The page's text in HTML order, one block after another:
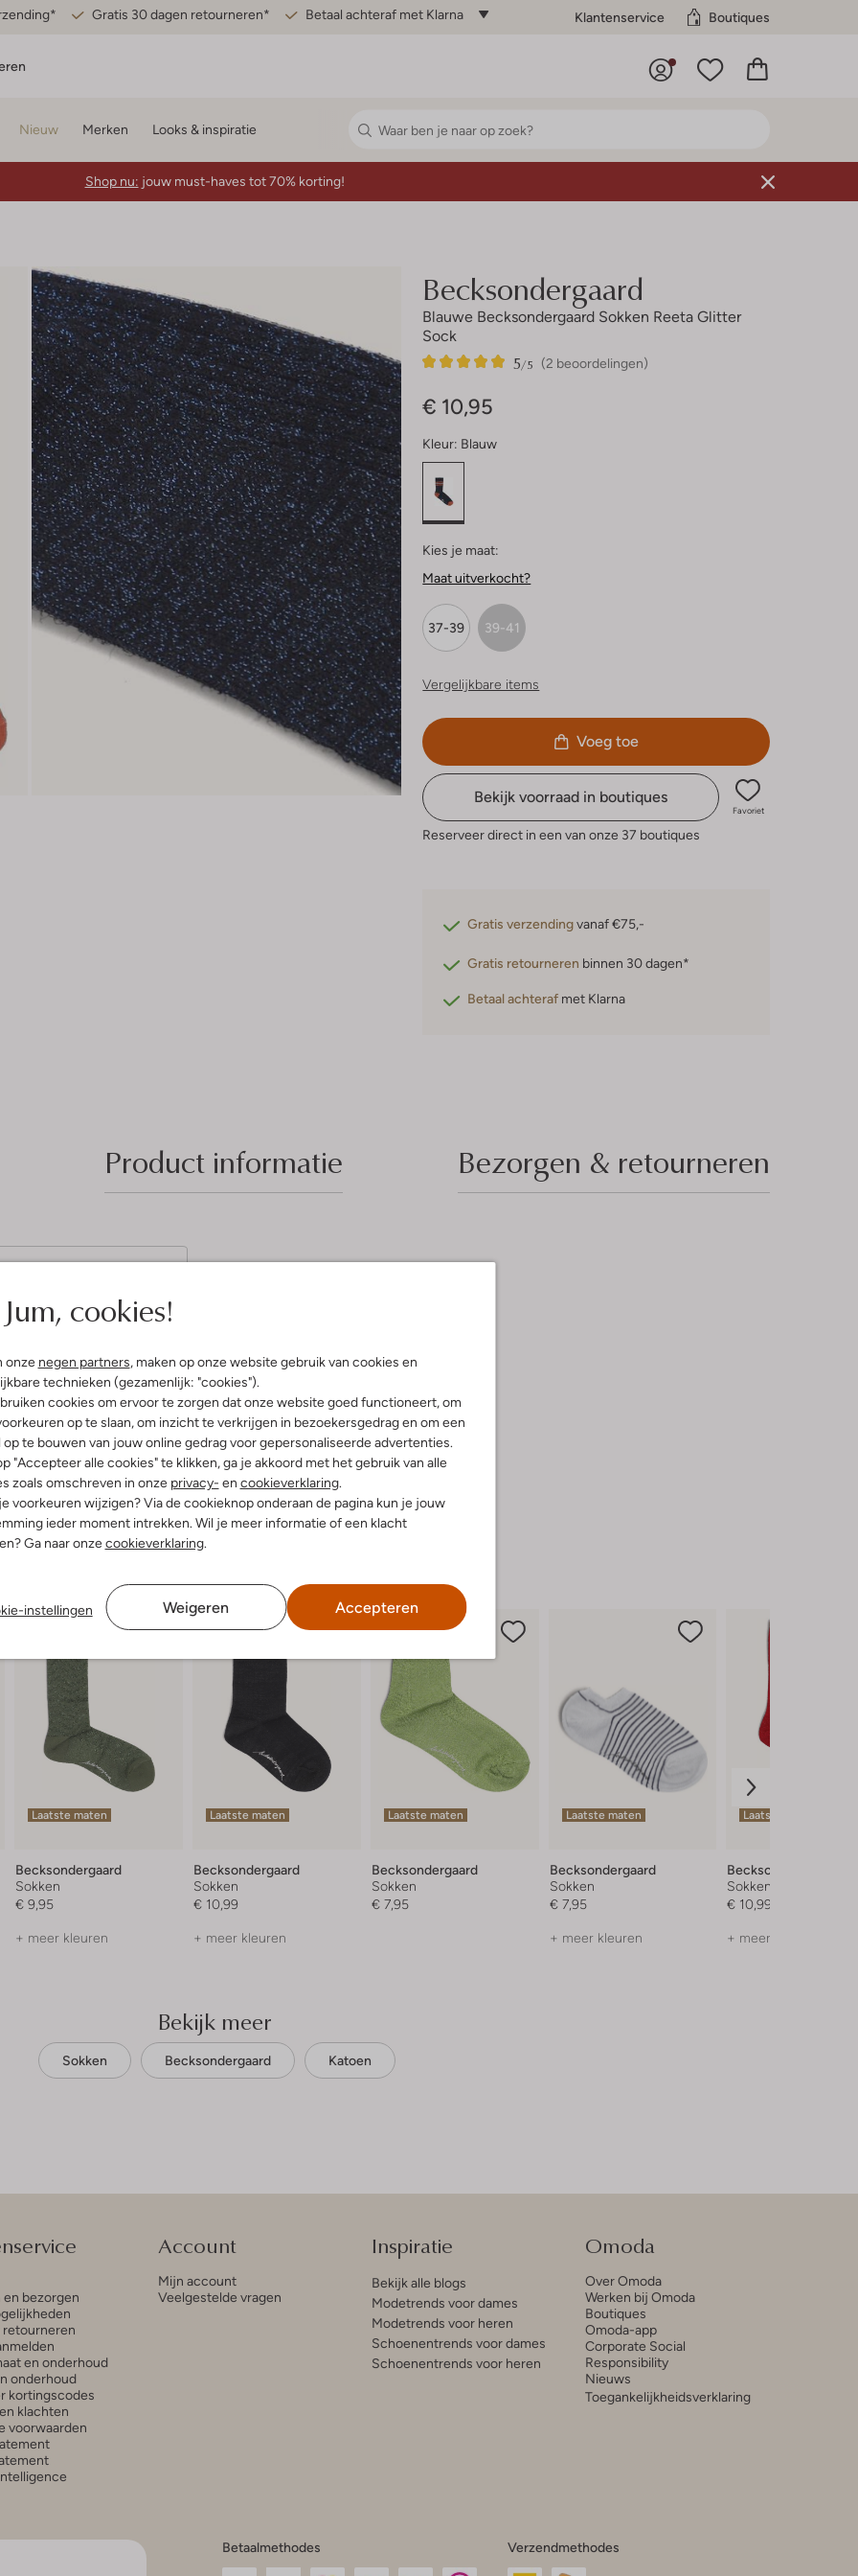
Gratis 30 dagen retourneren* Betaal achteraf met Klarna Klantenservice Boutiques
Jum, cookies!
onze negen partners, maken op onze website gebruik van cookies en
technieken (gezamenlijk: "cookies").
cookies om ervoor te zorgen dat onze website goed functioneert, om
op te slaan, om inzicht te verkrijgen in bezoekersgedrag en om een
op te bouwen van jouw online gedrag voor gepersonaliseerde advertenties.
"Accepteer alle cookies" te klikken, ga je akkoord met het gebruik van alle
zoals omschreven in onze privacy- en cookieverklaring.
voorkeuren wijzigen? Via de cookieknop onderaan de pagina kun je jouw
ieder moment intrekken. Wil je meer informatie of een klacht
Ga naar onzecookieverklaring.
instellingen Weigeren Accepteren
Nieuw Merken Looks & inspiratie
Shop nu: jouw must-haves tot 70% korting!
Becksondergaard
Blauwe Becksondergaard Sokken Reeta Glitter
Sock
(2 beoordelingen)
5/5
2
5
€ 10,95
Kleur: Blauw
Kies je maat:
Maat uitverkocht?
37-39 39-41
Vergelijkbare items
Voeg toe
Bekijk voorraad in boutiques
Favoriet
Reserveer direct in een van onze 37 boutiques
Gratis verzendingvanaf €75,-
Gratis retourneren binnen 30 dagen*
Betaal achteraf met Klarna
Product informatie Bezorgen & retourneren
2024
door M.
sokken, leuk
Niet te dikke stof, zitten
Laatste maten
Becksondergaard
Sokken
€ 9,95
+ meer kleuren
Laatste maten
Becksondergaard
Sokken
€ 10,99
+ meer kleuren
Laatste maten
Becksondergaard
Sokken
€ 7,95
Laatste maten
Becksondergaard
Sokken
€ 7,95
+ meer kleuren
Laatste maten
Becksondergaard
Sokken
€ 10,99
+ meer kleuren
Bekijk meer
Sokken Becksondergaard Katoen
en bezorgen
retourneren
en onderhoud
onderhoud
kortingscodes
klachten
voorwaarden
Account
Mijn account
Veelgestelde vragen
Inspiratie
Bekijk alle blogs
Modetrends voor dames
Modetrends voor heren
Schoenentrends voor dames
Schoenentrends voor heren
Omoda
Over Omoda
Werken bij Omoda
Boutiques
Omoda-app
Corporate Social
Responsibility
Nieuws
Toegankelijkheidsverklaring
Betaalmethodes Verzendmethodes